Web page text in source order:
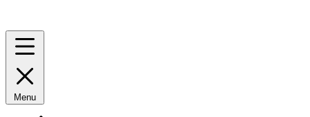
Menu